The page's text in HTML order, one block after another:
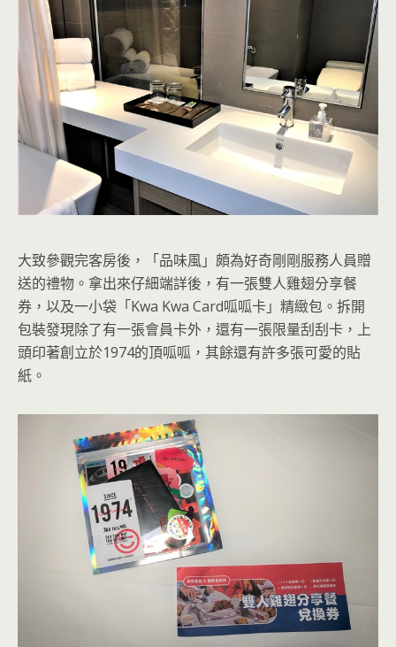
大致參觀完客房後，「品味風」頗為好奇剛剛服務人員贈
送的禮物。拿出來仔細端詳後，有一張雙人雞翅分享餐
券，以及一小袋「Kwa Kwa Card呱呱卡」精緻包。拆開
包裝發現除了有一張會員卡外，還有一張限量刮刮卡，上
頭印著創立於1974的頂呱呱，其餘還有許多張可愛的貼
紙。